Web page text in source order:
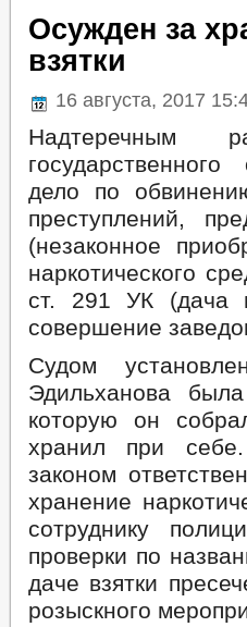
Осужден за
взятки
16 августа, 2017
Надтеречным
дело по
преступлений,
(незаконное
наркотического
ст. 291 УК (дача
совершение
Судом
Эдильханова
которую он
хранил при
законом
хранение
сотруднику
проверки по
даче взятки
розыскного